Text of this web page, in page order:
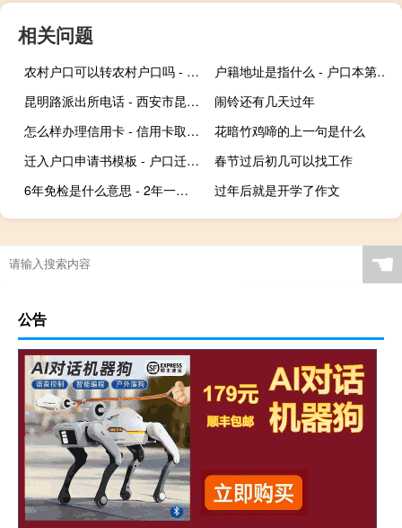
相关问题
农村户口可以转农村户口吗 - 农村户口迁到另一个农村
户籍地址是指什么 - 户口本第一页的住址与现住址不同
昆明路派出所电话 - 西安市昆明路派出所户籍室
闹铃还有几天过年
怎么样办理信用卡 - 信用卡取3000扣多少钱
花暗竹鸡啼的上一句是什么
迁入户口申请书模板 - 户口迁移同意书模板
春节过后初几可以找工作
6年免检是什么意思 - 2年一审6年免检是什么意思
过年后就是开学了作文
☚
公告